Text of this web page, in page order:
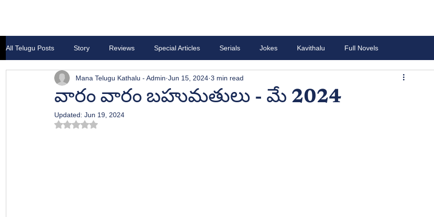
All Telugu Posts Story Reviews Special Articles Serials Jokes Kavithalu Full Novels
వారం వారం బహుమతులు - మే 2024
Mana Telugu Kathalu - Admin Jun 15, 2024 3 min read
Updated: Jun 19, 2024
Rated NaN out of 5 stars.